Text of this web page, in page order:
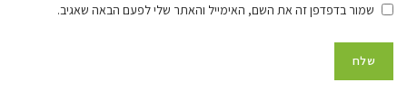
שמור בדפדפן זה את השם, האימייל והאתר שלי לפעם הבאה שאגיב.